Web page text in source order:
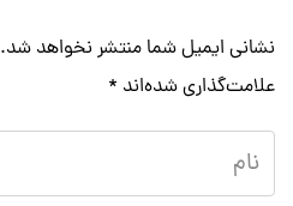
نشانی ایمیل شما منتشر نخواهد شد.
علامت‌گذاری شده‌اند *